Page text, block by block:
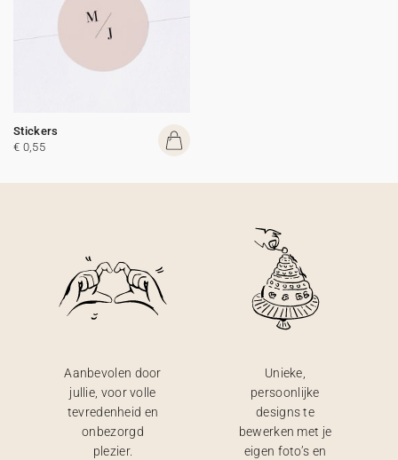
Stickers
€ 0,55
Aanbevolen door
jullie, voor volle
tevredenheid en
onbezorgd
plezier.
Unieke,
persoonlijke
designs te
bewerken met je
eigen foto’s en